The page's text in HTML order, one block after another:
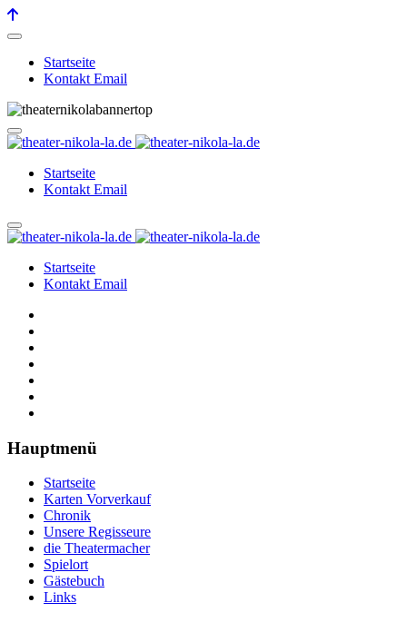
Startseite
Kontakt Email
Startseite
Kontakt Email
Startseite
Kontakt Email
Hauptmenü
Startseite
Karten Vorverkauf
Chronik
Unsere Regisseure
die Theatermacher
Spielort
Gästebuch
Links